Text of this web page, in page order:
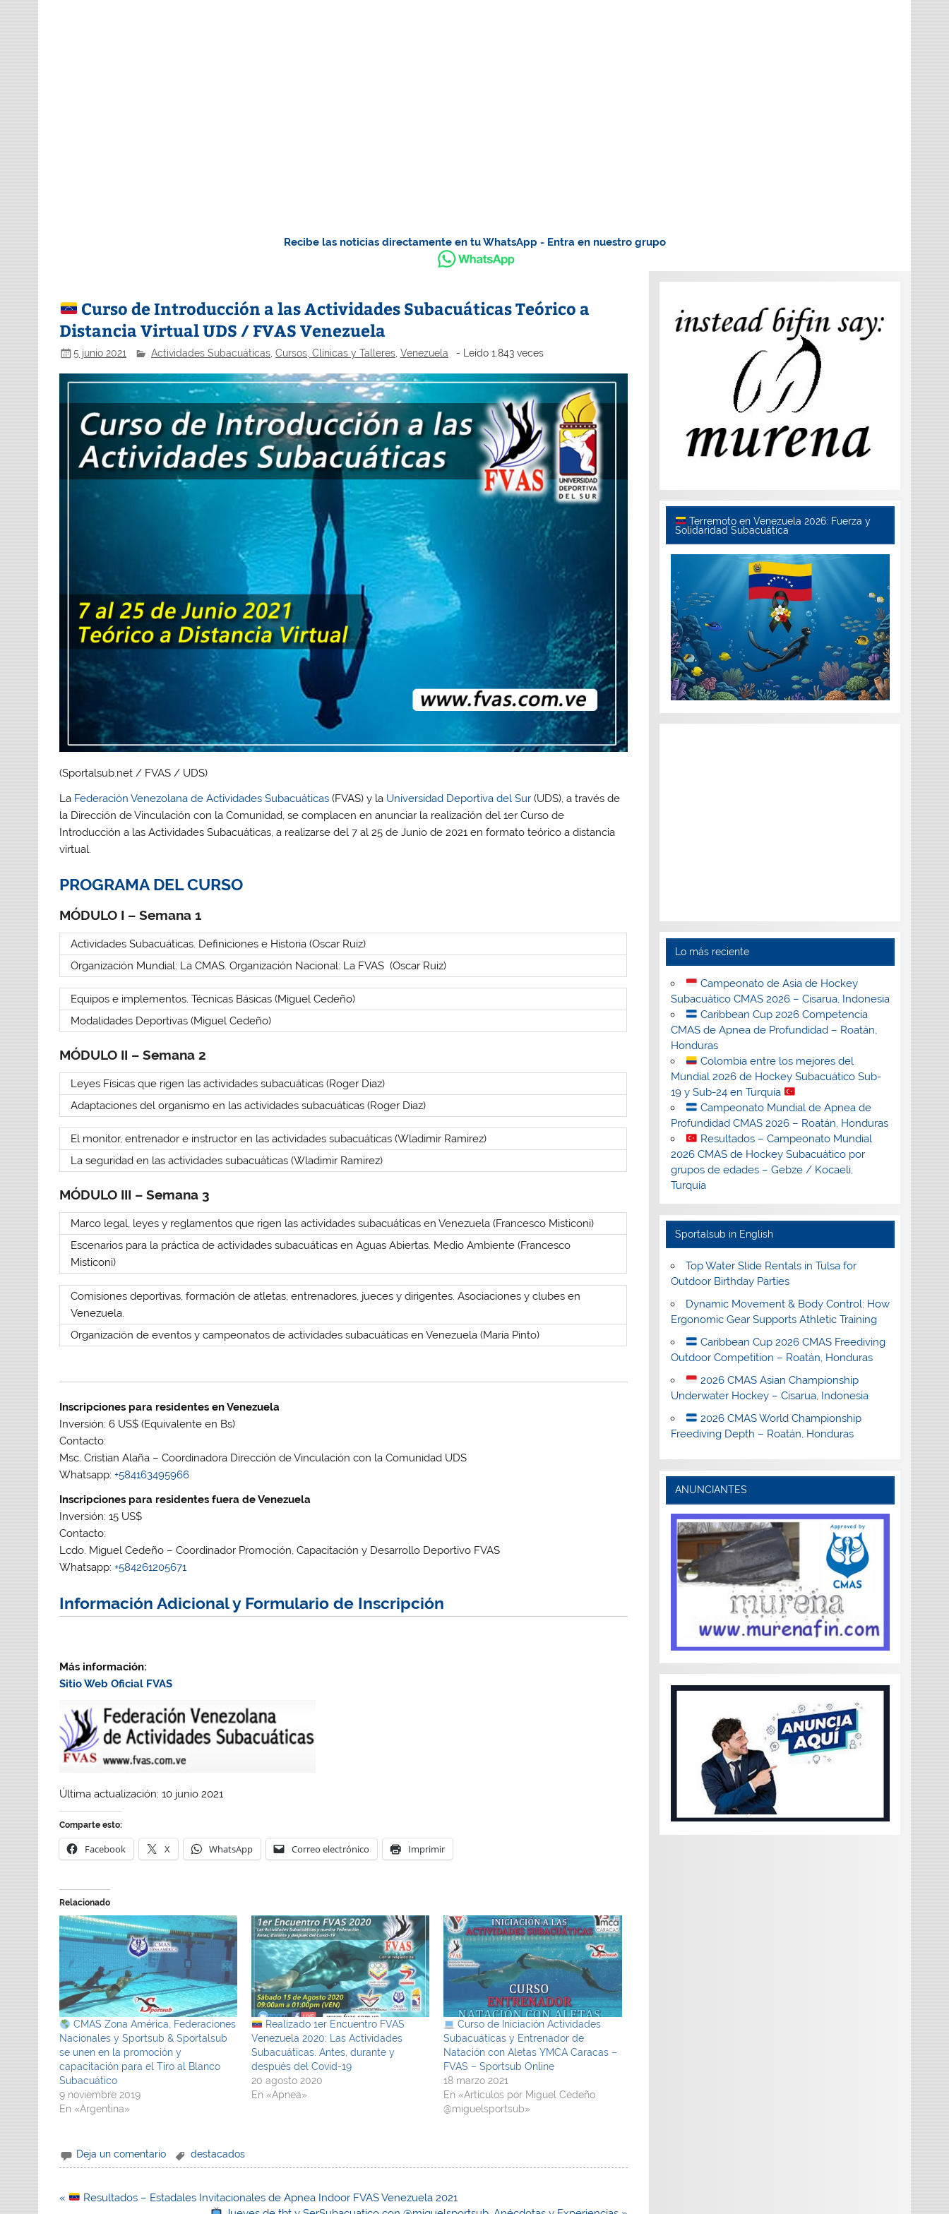
Recibe las noticias directamente en tu WhatsApp - Entra en nuestro grupo
Curso de Introducción a las Actividades Subacuáticas Teórico a
Distancia Virtual UDS / FVAS Venezuela
5 junio 2021 Actividades Subacuáticas, Cursos, Clínicas y Talleres, Venezuela - Leído 1.843 veces
(Sportalsub.net / FVAS / UDS)
La Federación Venezolana de Actividades Subacuáticas (FVAS) y la Universidad Deportiva del Sur (UDS), a través de
la Dirección de Vinculación con la Comunidad, se complacen en anunciar la realización del 1er Curso de
Introducción a las Actividades Subacuáticas, a realizarse del 7 al 25 de Junio de 2021 en formato teórico a distancia
virtual.
PROGRAMA DEL CURSO
MÓDULO I – Semana 1
Actividades Subacuáticas. Definiciones e Historia (Oscar Ruiz)
Organización Mundial: La CMAS. Organización Nacional: La FVAS (Oscar Ruiz)
Equipos e implementos. Técnicas Básicas (Miguel Cedeño)
Modalidades Deportivas (Miguel Cedeño)
MÓDULO II – Semana 2
Leyes Físicas que rigen las actividades subacuáticas (Roger Diaz)
Adaptaciones del organismo en las actividades subacuáticas (Roger Diaz)
El monitor, entrenador e instructor en las actividades subacuáticas (Wladimir Ramirez)
La seguridad en las actividades subacuáticas (Wladimir Ramirez)
MÓDULO III – Semana 3
Marco legal, leyes y reglamentos que rigen las actividades subacuáticas en Venezuela (Francesco Misticoni)
Escenarios para la práctica de actividades subacuáticas en Aguas Abiertas. Medio Ambiente (Francesco
Misticoni)
Comisiones deportivas, formación de atletas, entrenadores, jueces y dirigentes. Asociaciones y clubes en
Venezuela.
Organización de eventos y campeonatos de actividades subacuáticas en Venezuela (María Pinto)
Inscripciones para residentes en Venezuela
Inversión: 6 US$ (Equivalente en Bs)
Contacto:
Msc. Cristian Alaña – Coordinadora Dirección de Vinculación con la Comunidad UDS
Whatsapp:+584163495966
Inscripciones para residentes fuera de Venezuela
Inversión: 15 US$
Contacto:
Lcdo. Miguel Cedeño – Coordinador Promoción, Capacitación y Desarrollo Deportivo FVAS
Whatsapp:+584261205671
Información Adicional y Formulario de Inscripción
Más información:
Sitio Web Oficial FVAS
Última actualización: 10 junio 2021
Comparte esto:
Facebook X WhatsApp Correo electrónico Imprimir
Relacionado
CMAS Zona América, Federaciones
Nacionales y Sportsub & Sportalsub
se unen en la promoción y
capacitación para el Tiro al Blanco
Subacuático
9 noviembre 2019
En «Argentina»
Realizado 1er Encuentro FVAS
Venezuela 2020: Las Actividades
Subacuáticas. Antes, durante y
después del Covid-19
20 agosto 2020
En «Apnea»
Curso de Iniciación Actividades
Subacuáticas y Entrenador de
Natación con Aletas YMCA Caracas –
FVAS – Sportsub Online
18 marzo 2021
En «Artículos por Miguel Cedeño
@miguelsportsub»
Deja un comentario destacados
Navegación
«
Resultados – Estadales Invitacionales de Apnea Indoor FVAS Venezuela 2021
Terremoto en Venezuela 2026: Fuerza y
Solidaridad Subacuática
Lo más reciente
Campeonato de Asia de Hockey
Subacuático CMAS 2026 – Cisarua, Indonesia
Caribbean Cup 2026 Competencia
CMAS de Apnea de Profundidad – Roatán,
Honduras
Colombia entre los mejores del
Mundial 2026 de Hockey Subacuático Sub-
19 y Sub-24 en Turquía
Campeonato Mundial de Apnea de
Profundidad CMAS 2026 – Roatán, Honduras
Resultados – Campeonato Mundial
2026 CMAS de Hockey Subacuático por
grupos de edades – Gebze / Kocaeli,
Turquía
Sportalsub in English
Top Water Slide Rentals in Tulsa for
Outdoor Birthday Parties
Dynamic Movement & Body Control: How
Ergonomic Gear Supports Athletic Training
Caribbean Cup 2026 CMAS Freediving
Outdoor Competition – Roatán, Honduras
2026 CMAS Asian Championship
Underwater Hockey – Cisarua, Indonesia
2026 CMAS World Championship
Freediving Depth – Roatán, Honduras
ANUNCIANTES